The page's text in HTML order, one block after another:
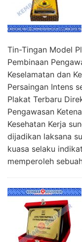
Tin-Tingan Model
Pembinaan
Keselamatan dan
Persaingan Intens
Plakat Terbaru
Pengawasan
Kesehatan Kerja
dijadikan laksana
kuasa selaku
memperoleh